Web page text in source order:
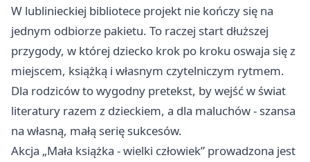
W lublinieckiej bibliotece projekt nie kończy się na
jednym odbiorze pakietu. To raczej start dłuższej
przygody, w której dziecko krok po kroku oswaja się z
miejscem, książką i własnym czytelniczym rytmem.
Dla rodziców to wygodny pretekst, by wejść w świat
literatury razem z dzieckiem, a dla maluchów - szansa
na własną, małą serię sukcesów.
Akcja „Mała książka - wielki człowiek” prowadzona jest